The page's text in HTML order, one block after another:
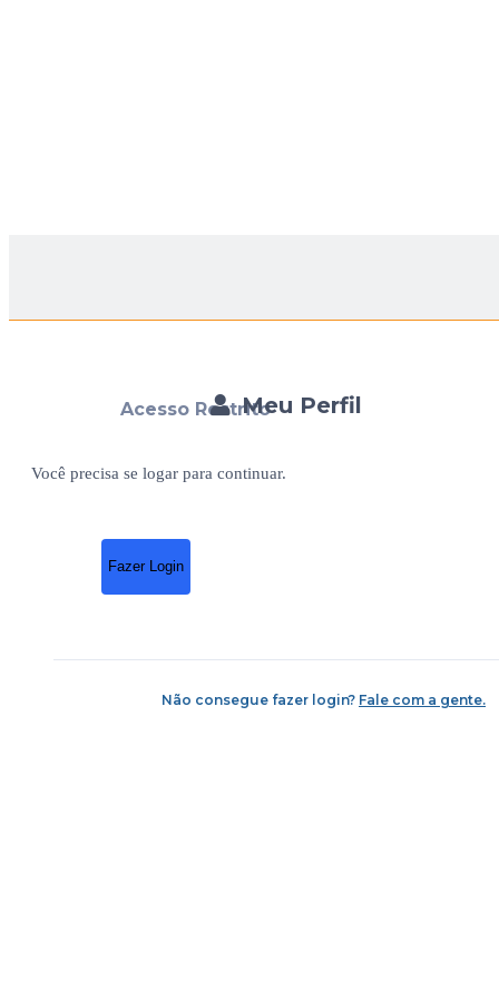
Meu Perfil
Acesso Restrito
Você precisa se logar para continuar.
Fazer Login
Não consegue fazer login? Fale com a gente.